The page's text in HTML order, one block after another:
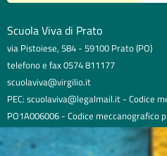
Scuola Viva di Prato
via Pistoiese, 584 - 59100 Prato (PO)
telefono e fax 0574 811177
scuolaviva@virgilio.it
PEC: scuolaviva@legalmail.it - Codice
PO1A006006 - Codice meccanografico